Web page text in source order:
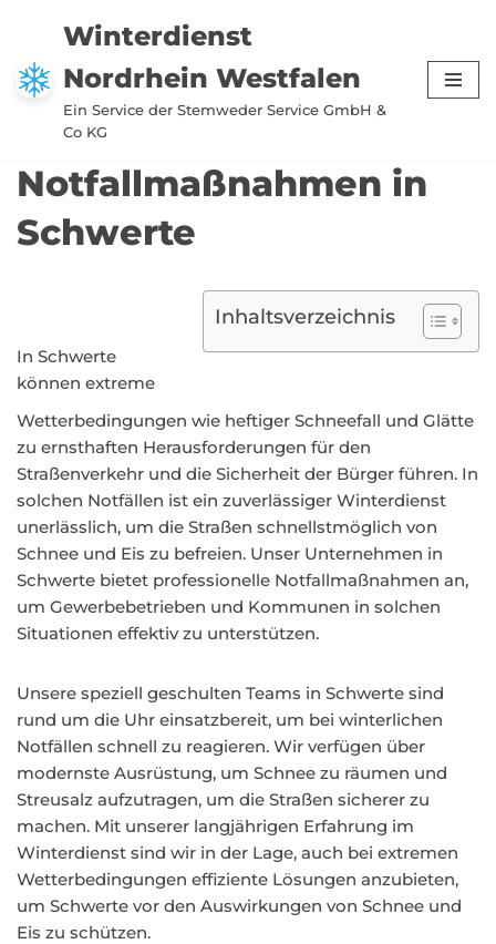
Zum
Inhalt
springen
Winterdienst
Nordrhein Westfalen
Ein Service der Stemweder Service GmbH &
Co KG
Notfallmaßnahmen in
Schwerte
Inhaltsverzeichnis
In Schwerte
können extreme
Wetterbedingungen wie heftiger Schneefall und Glätte
zu ernsthaften Herausforderungen für den
Straßenverkehr und die Sicherheit der Bürger führen. In
solchen Notfällen ist ein zuverlässiger Winterdienst
unerlässlich, um die Straßen schnellstmöglich von
Schnee und Eis zu befreien. Unser Unternehmen in
Schwerte bietet professionelle Notfallmaßnahmen an,
um Gewerbebetrieben und Kommunen in solchen
Situationen effektiv zu unterstützen.
Unsere speziell geschulten Teams in Schwerte sind
rund um die Uhr einsatzbereit, um bei winterlichen
Notfällen schnell zu reagieren. Wir verfügen über
modernste Ausrüstung, um Schnee zu räumen und
Streusalz aufzutragen, um die Straßen sicherer zu
machen. Mit unserer langjährigen Erfahrung im
Winterdienst sind wir in der Lage, auch bei extremen
Wetterbedingungen effiziente Lösungen anzubieten,
um Schwerte vor den Auswirkungen von Schnee und
Eis zu schützen.